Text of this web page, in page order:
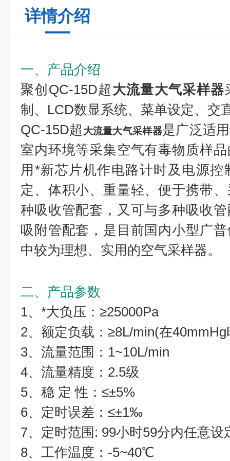
详情介绍
一、产品介绍
聚创QC-15D超 大流量大气采样器
制、LCD数显系统、菜单设定、交
QC-15D超 大流量大气采样器是广泛适
室内环境等采集空气有毒物质样
用*新芯片机作电路计时及电源控
定、体积小、重量轻、便于携带
种吸收管配套，又可与多种吸收
吸附管配套，是目前国内小型广
中较为理想、实用的空气采样器。
二、产品参数
1、*大负压：≥25000Pa
2、额定负载：≥8L/min(在40mmHg
3、流量范围：1~10L/min
4、流量精度：2.5级
5、稳 定 性：≤±5%
6、定时误差：≤±1‰
7、定时范围: 99小时59分内任意设
8、工作温度：-5~40℃